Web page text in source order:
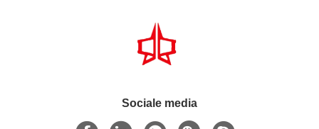
Sociale media